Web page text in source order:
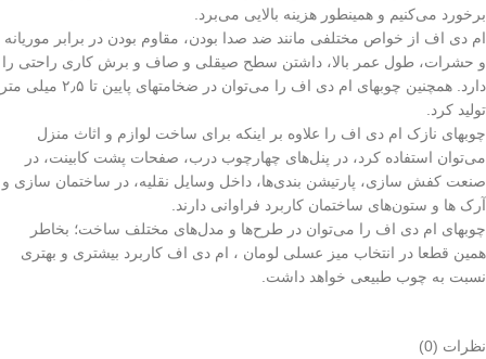
برخورد می‌کنیم و همینطور هزینه بالایی می‌برد.
ام دی اف از خواص مختلفی مانند ضد صدا بودن، مقاوم بودن در برابر موریانه
و حشرات، طول عمر بالا، داشتن سطح صیقلی و صاف و برش کاری راحتی را
دارد. همچنین چوبهای ام دی اف را می‌توان در ضخامتهای پایین تا ۲٫۵ میلی متر
تولید کرد.
چوبهای نازک ام دی اف را علاوه بر اینکه برای ساخت لوازم و اثاث منزل
می‌توان استفاده کرد، در پنل‌های چهارچوب درب، صفحات پشت کابینت، در
صنعت کفش سازی، پارتیشن بندی‌ها، داخل وسایل نقلیه، در ساختمان سازی و
آرک ها و ستون‌های ساختمان کاربرد فراوانی دارند.
چوبهای ام دی اف را می‌توان در طرح‌ها و مدل‌های مختلف ساخت؛ بخاطر
همین قطعا در انتخاب میز عسلی لومان ، ام دی اف کاربرد بیشتری و بهتری
نسبت به چوب طبیعی خواهد داشت.
نظرات (0)